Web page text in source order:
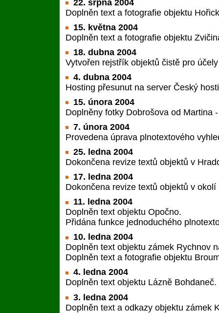
22. srpna 2004
Doplněn text a fotografie objektu
15. května 2004
Doplněn text a fotografie objektu
18. dubna 2004
Vytvořen rejstřík objektů čistě pro
4. dubna 2004
Hosting přesunut na server Český
15. února 2004
Doplněny fotky Dobrošova od Martina
7. února 2004
Provedena úprava plnotextového
25. ledna 2004
Dokončena revize textů objektů v
17. ledna 2004
Dokončena revize textů objektů v
11. ledna 2004
Doplněn text objektu Opočno.
Přidána funkce jednoduchého
10. ledna 2004
Doplněn text objektu zámek Rychnov
Doplněn text a fotografie objektu
4. ledna 2004
Doplněn text objektu Lázně Bohdaneč.
3. ledna 2004
Doplněn text a odkazy objektu zámek